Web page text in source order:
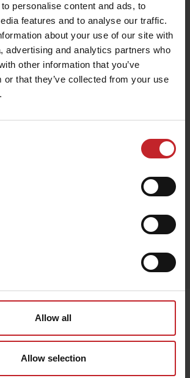
personalise content and ads, to
features and to analyse our traffic.
about your use of our site with
advertising and analytics partners who
other information that you’ve
or that they’ve collected from your use
Allow all
Allow selection
i återvunnet material, lätt vadderad med
värme utan extra vikt. Perfekt både
– eller som ett smidigt lager beroende på
material
Sorona® Aura
ton på vänster bröst